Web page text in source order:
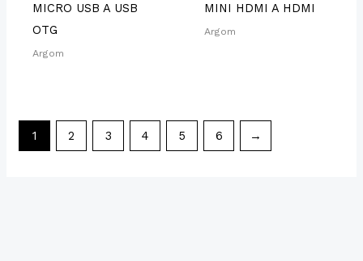
MICRO USB A USB
OTG
Argom
MINI HDMI A HDMI
Argom
1 2 3 4 5 6 →